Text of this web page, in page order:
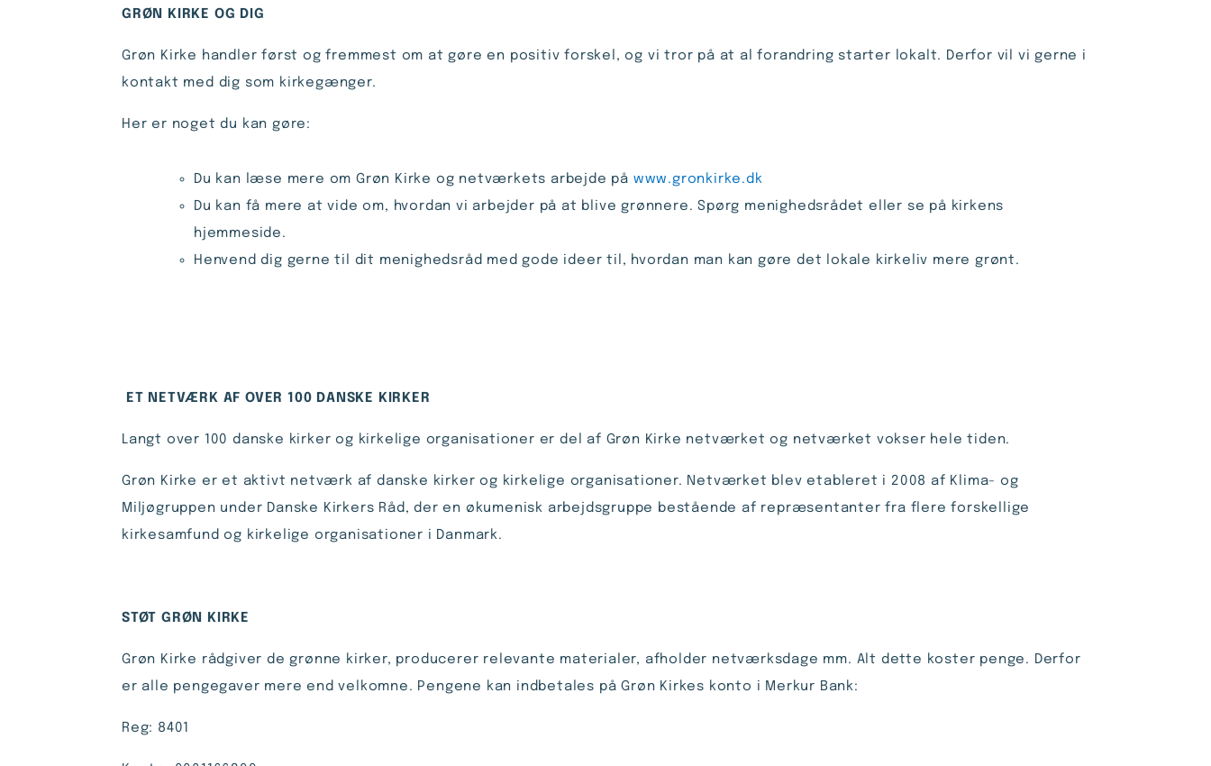
GRØN KIRKE OG DIG
Grøn Kirke handler først og fremmest om at gøre en positiv forskel, og vi tror på at al forandring starter lokalt. Derfor vil vi gerne i
kontakt med dig som kirkegænger.
Her er noget du kan gøre:
Du kan læse mere om Grøn Kirke og netværkets arbejde på www.gronkirke.dk
Du kan få mere at vide om, hvordan vi arbejder på at blive grønnere. Spørg menighedsrådet eller se på kirkens
hjemmeside.
Henvend dig gerne til dit menighedsråd med gode ideer til, hvordan man kan gøre det lokale kirkeliv mere grønt.
ET NETVÆRK AF OVER 100 DANSKE KIRKER
Langt over 100 danske kirker og kirkelige organisationer er del af Grøn Kirke netværket og netværket vokser hele tiden.
Grøn Kirke er et aktivt netværk af danske kirker og kirkelige organisationer. Netværket blev etableret i 2008 af Klima- og
Miljøgruppen under Danske Kirk­ers Råd, der en økumenisk arbejdsgruppe bestående af repræsentanter fra flere forskellige
kirkesamfund og kirkelige organisationer i Danmark.
STØT GRØN KIRKE
Grøn Kirke rådgiver de grønne kirker, producerer relevante materialer, afholder netværksdage mm. Alt dette koster penge. Derfor
er alle pengegaver mere end velkomne. Pengene kan indbetales på Grøn Kirkes konto i Merkur Bank:
Reg: 8401